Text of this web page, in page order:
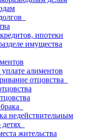
ипотеки
имущества
алиментов
отцовства
недействительным
жительства